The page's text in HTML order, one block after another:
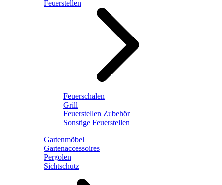
Feuerstellen
Feuerschalen
Grill
Feuerstellen Zubehör
Sonstige Feuerstellen
Gartenmöbel
Gartenaccessoires
Pergolen
Sichtschutz